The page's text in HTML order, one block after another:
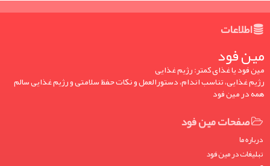
اطلاعات
مین فود
مین فود یا غذای کمتر: رژیم غذایی
رژیم غذایی، تناسب اندام، دستورالعمل و نکات حفظ سلامتی و رژیم غذایی سالم
همه در مین فود
صفحات مین فود
درباره ما
تبلیغات در مین فود